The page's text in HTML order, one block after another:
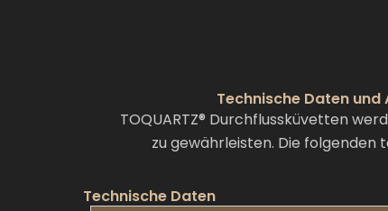
Technische Daten
TOQUARTZ® Durchflussküvetten
zu gewährleisten. Die
Technische Daten